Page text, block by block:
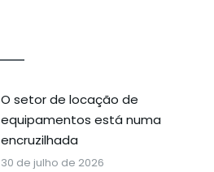
O setor de locação de
equipamentos está numa
encruzilhada
30 de julho de 2026